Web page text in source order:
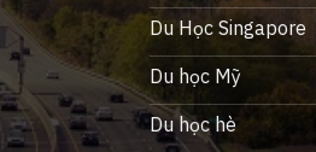
Du Học Singapore
Du học Mỹ
Du học hè